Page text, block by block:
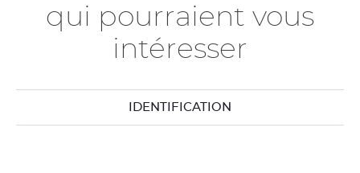
qui pourraient vous
intéresser
IDENTIFICATION